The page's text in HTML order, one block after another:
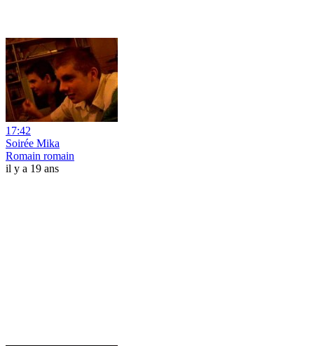
17:42
Soirée Mika
Romain romain
il y a 19 ans